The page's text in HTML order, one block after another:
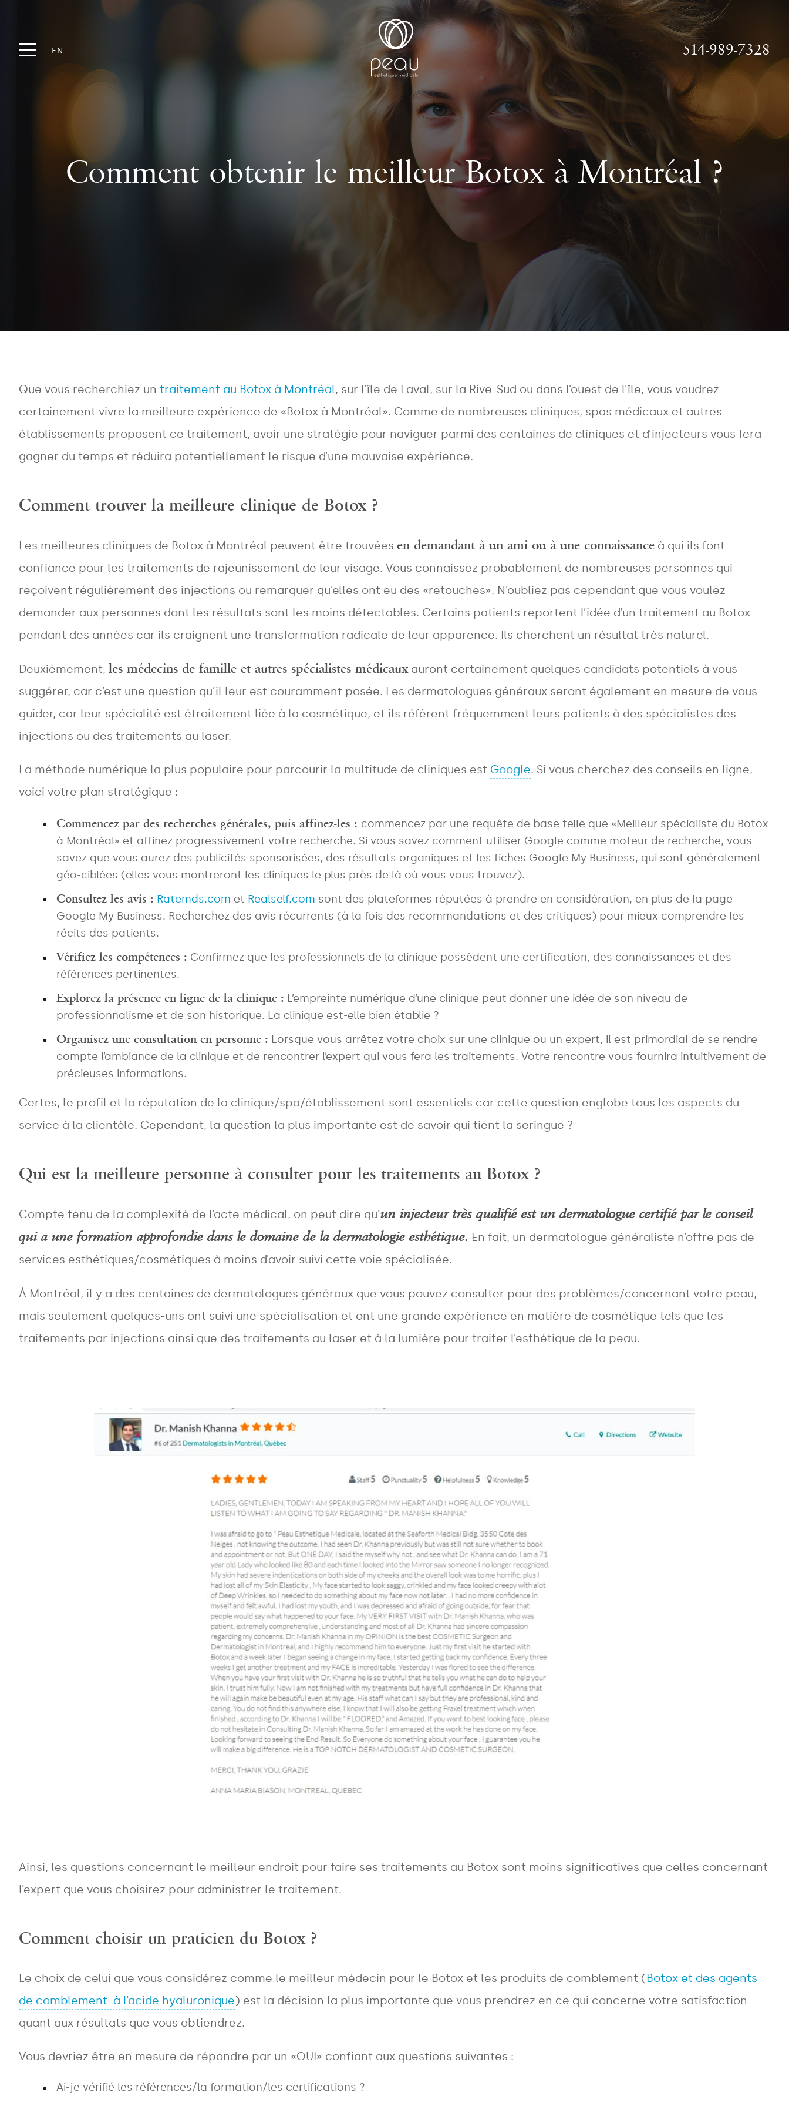
EN 514-989-7328
Comment obtenir le meilleur Botox à Montréal ?
Que vous recherchiez un traitement au Botox à Montréal, sur l’île de Laval, sur la Rive-Sud ou dans l’ouest de l’île, vous voudrez
certainement vivre la meilleure expérience de «Botox à Montréal». Comme de nombreuses cliniques, spas médicaux et autres
établissements proposent ce traitement, avoir une stratégie pour naviguer parmi des centaines de cliniques et d’injecteurs vous fera
gagner du temps et réduira potentiellement le risque d’une mauvaise expérience.
Comment trouver la meilleure clinique de Botox ?
Les meilleures cliniques de Botox à Montréal peuvent être trouvées en demandant à un ami ou à une connaissance à qui ils font
confiance pour les traitements de rajeunissement de leur visage. Vous connaissez probablement de nombreuses personnes qui
reçoivent régulièrement des injections ou remarquer qu’elles ont eu des «retouches». N’oubliez pas cependant que vous voulez
demander aux personnes dont les résultats sont les moins détectables. Certains patients reportent l’idée d’un traitement au Botox
pendant des années car ils craignent une transformation radicale de leur apparence. Ils cherchent un résultat très naturel.
Deuxièmement, les médecins de famille et autres spécialistes médicauxauront certainement quelques candidats potentiels à vous
suggérer, car c’est une question qu’il leur est couramment posée. Les dermatologues généraux seront également en mesure de vous
guider, car leur spécialité est étroitement liée à la cosmétique, et ils réfèrent fréquemment leurs patients à des spécialistes des
injections ou des traitements au laser.
La méthode numérique la plus populaire pour parcourir la multitude de cliniques est Google. Si vous cherchez des conseils en ligne,
voici votre plan stratégique :
Commencez par des recherches générales, puis affinez-les : commencez par une requête de base telle que «Meilleur spécialiste du Botox
à Montréal» et affinez progressivement votre recherche. Si vous savez comment utiliser Google comme moteur de recherche, vous
savez que vous aurez des publicités sponsorisées, des résultats organiques et les fiches Google My Business, qui sont généralement
géo-ciblées (elles vous montreront les cliniques le plus près de là où vous vous trouvez).
Consultez les avis : Ratemds.com et Realself.com sont des plateformes réputées à prendre en considération, en plus de la page
Google My Business. Recherchez des avis récurrents (à la fois des recommandations et des critiques) pour mieux comprendre les
récits des patients.
Vérifiez les compétences : Confirmez que les professionnels de la clinique possèdent une certification, des connaissances et des
références pertinentes.
Explorez la présence en ligne de la clinique : L’empreinte numérique d’une clinique peut donner une idée de son niveau de
professionnalisme et de son historique. La clinique est-elle bien établie ?
Organisez une consultation en personne : Lorsque vous arrêtez votre choix sur une clinique ou un expert, il est primordial de se rendre
compte l’ambiance de la clinique et de rencontrer l’expert qui vous fera les traitements. Votre rencontre vous fournira intuitivement de
précieuses informations.
Certes, le profil et la réputation de la clinique/spa/établissement sont essentiels car cette question englobe tous les aspects du
service à la clientèle. Cependant, la question la plus importante est de savoir qui tient la seringue ?
Qui est la meilleure personne à consulter pour les traitements au Botox ?
Compte tenu de la complexité de l’acte médical, on peut dire qu’un injecteur très qualifié est un dermatologue certifié par le conseil
qui a une formation approfondie dans le domaine de la dermatologie esthétique. En fait, un dermatologue généraliste n’offre pas de
services esthétiques/cosmétiques à moins d’avoir suivi cette voie spécialisée.
À Montréal, il y a des centaines de dermatologues généraux que vous pouvez consulter pour des problèmes/concernant votre peau,
mais seulement quelques-uns ont suivi une spécialisation et ont une grande expérience en matière de cosmétique tels que les
traitements par injections ainsi que des traitements au laser et à la lumière pour traiter l’esthétique de la peau.
Ainsi, les questions concernant le meilleur endroit pour faire ses traitements au Botox sont moins significatives que celles concernant
l’expert que vous choisirez pour administrer le traitement.
Comment choisir un praticien du Botox ?
Le choix de celui que vous considérez comme le meilleur médecin pour le Botox et les produits de comblement (Botox et des agents
de comblement à l’acide hyaluronique) est la décision la plus importante que vous prendrez en ce qui concerne votre satisfaction
quant aux résultats que vous obtiendrez.
Vous devriez être en mesure de répondre par un «OUI» confiant aux questions suivantes :
Ai-je vérifié les références/la formation/les certifications ?